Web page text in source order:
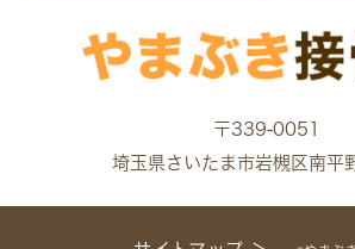
〒339-0051
埼玉県さいたま市岩槻区南平